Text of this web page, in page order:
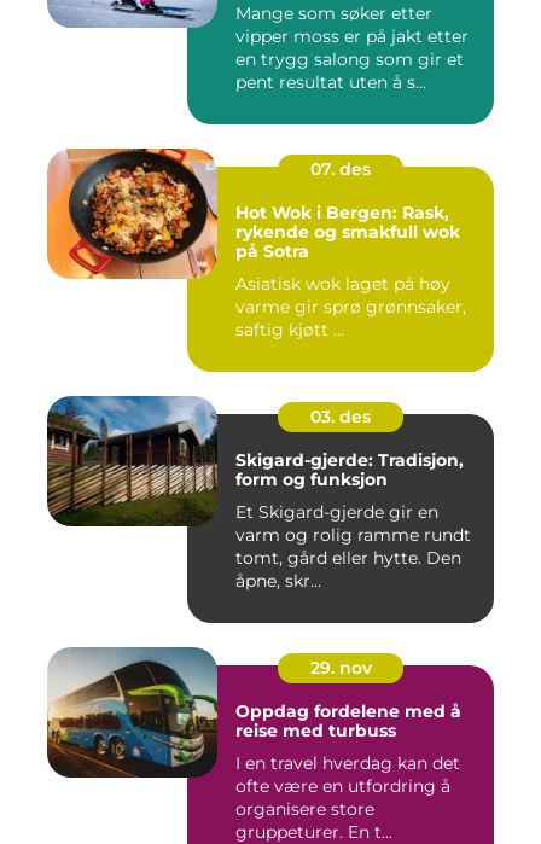
Mange som søker etter
vipper moss er på jakt etter
en trygg salong som gir et
pent resultat uten å s...
07. des
Hot Wok i Bergen: Rask,
rykende og smakfull wok
på Sotra
Asiatisk wok laget på høy
varme gir sprø grønnsaker,
saftig kjøtt ...
03. des
Skigard-gjerde: Tradisjon,
form og funksjon
Et Skigard-gjerde gir en
varm og rolig ramme rundt
tomt, gård eller hytte. Den
åpne, skr...
29. nov
Oppdag fordelene med å
reise med turbuss
I en travel hverdag kan det
ofte være en utfordring å
organisere store
gruppeturer. En t...